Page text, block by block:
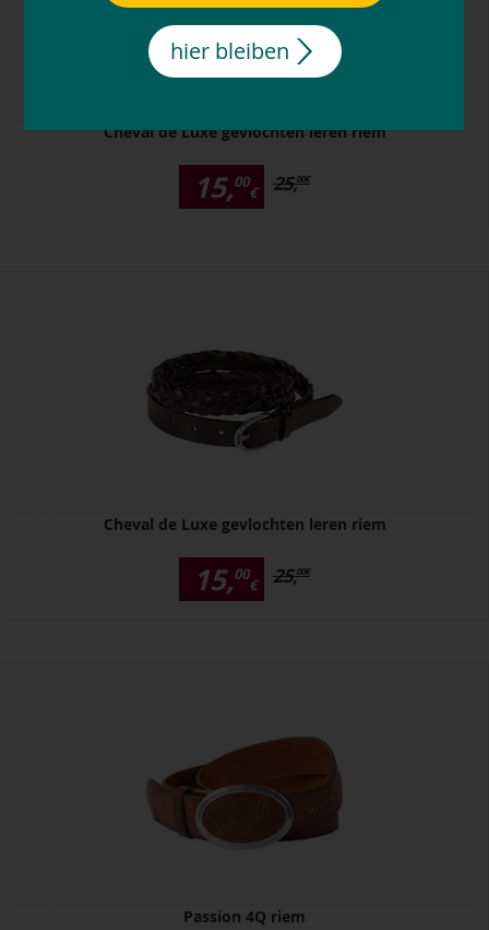
Cheval de Luxe gevlochten leren riem
15,00
€ 25,00€
Cheval de Luxe gevlochten leren riem
15,00
€ 25,00€
Passion 4Q riem
hier bleiben